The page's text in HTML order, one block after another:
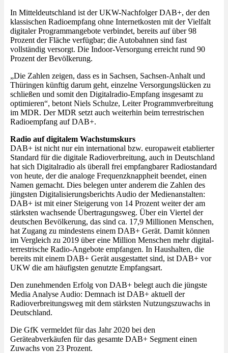
In Mitteldeutschland ist der UKW-Nachfolger DAB+, der den
klassischen Radioempfang ohne Internetkosten mit der Vielfalt
digitaler Programmangebote verbindet, bereits auf über 98
Prozent der Fläche verfügbar; die Autobahnen sind fast
vollständig versorgt. Die Indoor-Versorgung erreicht rund 90
Prozent der Bevölkerung.
„Die Zahlen zeigen, dass es in Sachsen, Sachsen-Anhalt und
Thüringen künftig darum geht, einzelne Versorgungslücken zu
schließen und somit den Digitalradio-Empfang insgesamt zu
optimieren“, betont Niels Schulze, Leiter Programmverbreitung
im MDR. Der MDR setzt auch weiterhin beim terrestrischen
Radioempfang auf DAB+.
Radio auf digitalem Wachstumskurs
DAB+ ist nicht nur ein international bzw. europaweit etablierter
Standard für die digitale Radioverbreitung, auch in Deutschland
hat sich Digitalradio als überall frei empfangbarer Radiostandard
von heute, der die analoge Frequenzknappheit beendet, einen
Namen gemacht. Dies belegen unter anderem die Zahlen des
jüngsten Digitalisierungsberichts Audio der Medienanstalten:
DAB+ ist mit einer Steigerung von 14 Prozent weiter der am
stärksten wachsende Übertragungsweg. Über ein Viertel der
deutschen Bevölkerung, das sind ca. 17,9 Millionen Menschen,
hat Zugang zu mindestens einem DAB+ Gerät. Damit können
im Vergleich zu 2019 über eine Million Menschen mehr digital-
terrestrische Radio-Angebote empfangen. In Haushalten, die
bereits mit einem DAB+ Gerät ausgestattet sind, ist DAB+ vor
UKW die am häufigsten genutzte Empfangsart.
Den zunehmenden Erfolg von DAB+ belegt auch die jüngste
Media Analyse Audio: Demnach ist DAB+ aktuell der
Radioverbreitungsweg mit dem stärksten Nutzungszuwachs in
Deutschland.
Die GfK vermeldet für das Jahr 2020 bei den
Geräteabverkäufen für das gesamte DAB+ Segment einen
Zuwachs von 23 Prozent.